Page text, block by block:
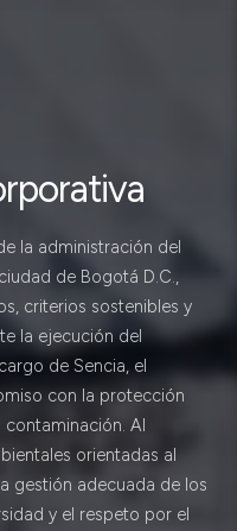
la administración del
de Bogotá D.C.,
criterios sostenibles y
la ejecución del
de Sencia, el
con la protección
Al
orientadas al
gestión adecuada de los
y el respeto por el